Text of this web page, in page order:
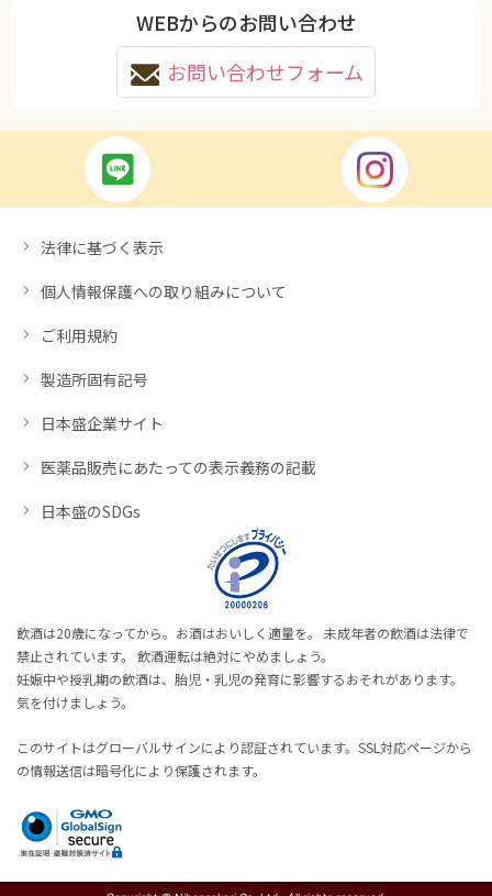
WEBからのお問い合わせ
お問い合わせフォーム
法律に基づく表示
個人情報保護への取り組みについて
ご利用規約
製造所固有記号
日本盛企業サイト
医薬品販売にあたっての表示義務の記載
日本盛のSDGs
飲酒は20歳になってから。お酒はおいしく適量を。 未成年者の飲酒は法律で
禁止されています。 飲酒運転は絶対にやめましょう。
妊娠中や授乳期の飲酒は、胎児・乳児の発育に影響するおそれがあります。
気を付けましょう。
このサイトはグローバルサインにより認証されています。SSL対応ページから
の情報送信は暗号化により保護されます。